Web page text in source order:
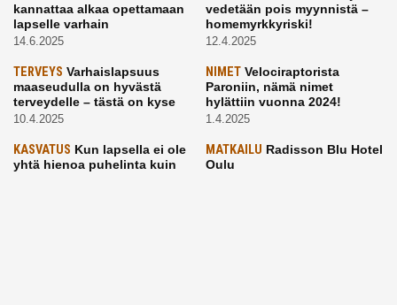
kannattaa alkaa opettamaan
lapselle varhain
14.6.2025
vedetään pois myynnistä –
homemyrkkyriski!
12.4.2025
TERVEYS Varhaislapsuus
maaseudulla on hyvästä
terveydelle – tästä on kyse
10.4.2025
NIMETVelociraptorista
Paroniin, nämä nimet
hylättiin vuonna 2024!
1.4.2025
KASVATUS Kun lapsella ei ole
yhtä hienoa puhelinta kuin
MATKAILU Radisson Blu Hotel
Oulu